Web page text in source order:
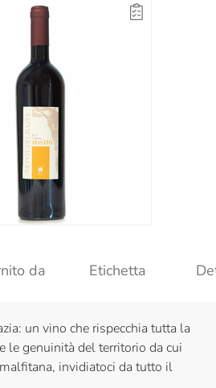
da Etichetta
un vino che rispecchia tutta la
le genuinità del territorio da cui
invidiatoci da tutto il